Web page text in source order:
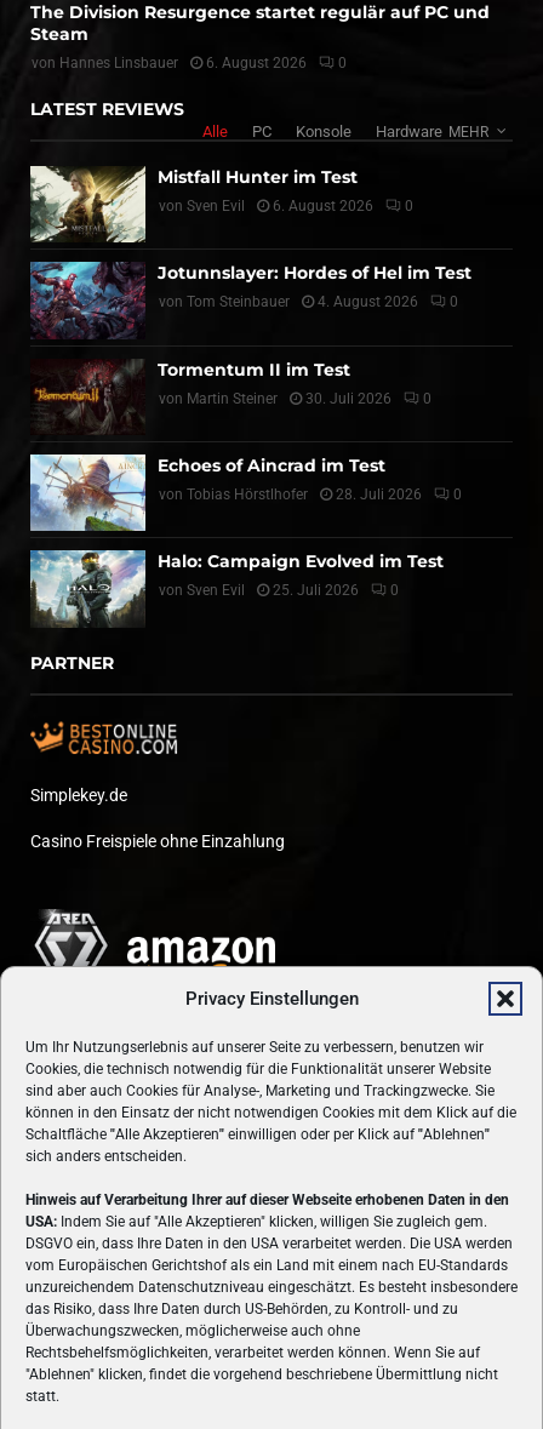
Privacy Einstellungen
Um Ihr Nutzungserlebnis auf unserer Seite zu verbessern, benutzen wir
Cookies, die technisch notwendig für die Funktionalität unserer Website
sind aber auch Cookies für Analyse-, Marketing und Trackingzwecke. Sie
können in den Einsatz der nicht notwendigen Cookies mit dem Klick auf die
Schaltfläche "Alle Akzeptieren" einwilligen oder per Klick auf"Ablehnen"
sich anders entscheiden.
Hinweis auf Verarbeitung Ihrer auf dieser Webseite erhobenen Daten in den
USA: Indem Sie auf "Alle Akzeptieren" klicken, willigen Sie zugleich gem.
DSGVO ein, dass Ihre Daten in den USA verarbeitet werden. Die USA werden
vom Europäischen Gerichtshof als ein Land mit einem nach EU-Standards
unzureichendem Datenschutzniveau eingeschätzt. Es besteht insbesondere
das Risiko, dass Ihre Daten durch US-Behörden, zu Kontroll- und zu
Überwachungszwecken, möglicherweise auch ohne
Rechtsbehelfsmöglichkeiten, verarbeitet werden können. Wenn Sie auf
"Ablehnen" klicken, findet die vorgehend beschriebene Übermittlung nicht
statt.
The Division Resurgence startet regulär auf PC und
Steam
von Hannes Linsbauer 6. August 2026 0
LATEST REVIEWS
Alle PC Konsole Hardware MEHR
Mistfall Hunter im Test
von Sven Evil 6. August 2026 0
Jotunnslayer: Hordes of Hel im Test
von Tom Steinbauer 4. August 2026 0
Tormentum II im Test
von Martin Steiner 30. Juli 2026 0
Echoes of Aincrad im Test
von Tobias Hörstlhofer 28. Juli 2026 0
Halo: Campaign Evolved im Test
von Sven Evil 25. Juli 2026 0
PARTNER
Simplekey.de
Casino Freispiele ohne Einzahlung
ÜBER UNS
VON GAMERN, FÜR GAMER! Gamers.at ist das älteste Online-
Spielemagazin Österreichs und bringt täglich aktuelle News,
Reviews und Videos zu PC- und Konsolenspielen, Gaming-
Hardware und aus der Welt des e-Sport's.